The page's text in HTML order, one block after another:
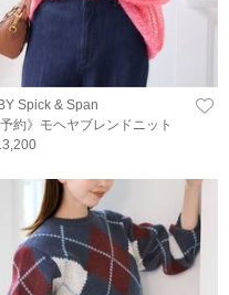
Spick & Span
予約》モヘヤブレンドニット